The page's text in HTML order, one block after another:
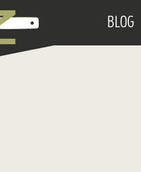
BLOG